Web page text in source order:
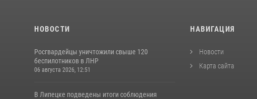
НОВОСТИ
Росгвардейцы уничтожили свыше 120
беспилотников в ЛНР
06 августа 2026, 12:51
В Липецке подведены итоги соблюдения
НАВИГАЦИЯ
Новости
Карта сайта